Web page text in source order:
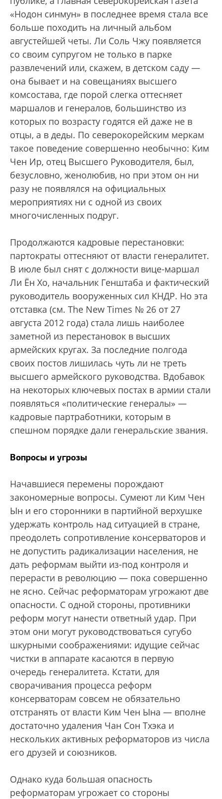
«Нодон синмун» в последнее время стала все
больше походить на личный альбом
августейшей четы. Ли Соль Чжу появляется
со своим супругом не только в парке
развлечений или, скажем, в детском саду —
она бывает и на совещаниях высшего
комсостава, где порой слегка оттесняет
маршалов и генералов, большинство из
которых по возрасту годятся ей даже не в
отцы, а в деды. По северокорейским меркам
такое поведение совершенно необычно: Ким
Чен Ир, отец Высшего Руководителя, был,
безусловно, женолюбив, но при этом он ни
разу не появлялся на официальных
мероприятиях ни с одной из своих
многочисленных подруг.
Продолжаются кадровые перестановки:
партократы оттесняют от власти генералитет.
В июле был снят с должности вице-маршал
Ли Ён Хо, начальник Генштаба и фактический
руководитель вооруженных сил КНДР. Но эта
отставка (см. The New Times № 26 от 27
августа 2012 года) стала лишь наиболее
заметной из перестановок в высших
армейских кругах. За последние полгода
своих постов лишилась чуть ли не треть
высшего армейского руководства. Вдобавок
на некоторых ключевых постах в армии стали
появляться «политические генералы» —
кадровые партработники, которым в
спешном порядке дали генеральские звания.
Вопросы и угрозы
Начавшиеся перемены порождают
закономерные вопросы. Сумеют ли Ким Чен
Ын и его сторонники в партийной верхушке
удержать контроль над ситуацией в стране,
преодолеть сопротивление консерваторов и
не допустить радикализации населения, не
дать реформам выйти из-под контроля и
перерасти в революцию — пока совершенно
не ясно. Сейчас реформаторам угрожают две
опасности. С одной стороны, противники
реформ могут нанести ответный удар. При
этом они могут руководствоваться сугубо
шкурными соображениями: идущие сейчас
чистки в аппарате касаются в первую
очередь генералитета. Кстати, для
сворачивания процесса реформ
консерваторам совсем не обязательно
отстранять от власти Ким Чен Ына — вполне
достаточно удаления Чан Сон Тхэка и
нескольких активных реформаторов из числа
его друзей и союзников.
Однако куда большая опасность
реформаторам угрожает со стороны